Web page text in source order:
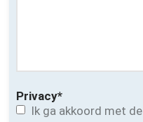
Privacy*
Ik ga akkoord met de